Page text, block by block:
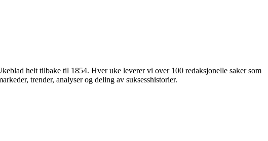
helt tilbake til 1854. Hver uke leverer vi over 100 redaksjonelle saker som
trender, analyser og deling av suksesshistorier.